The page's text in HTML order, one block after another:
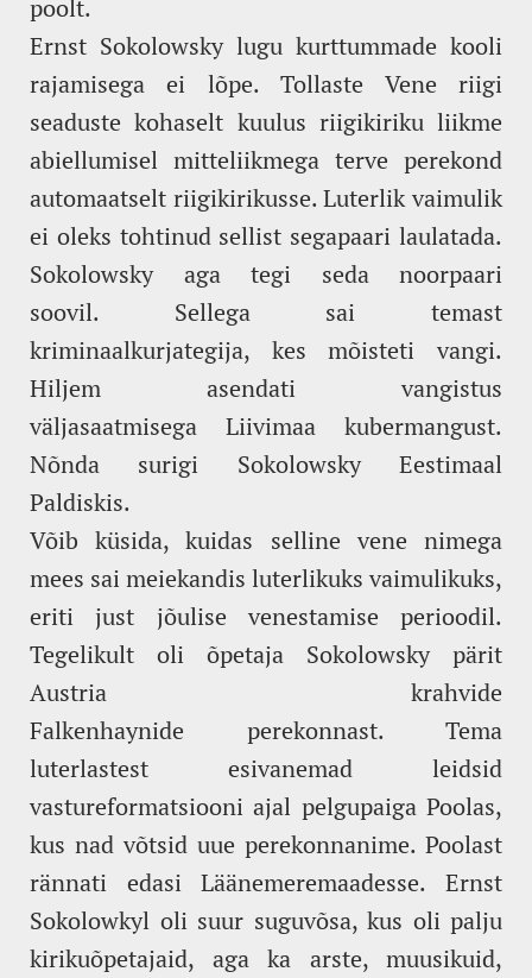
poolt.
Ernst Sokolowsky lugu kurttummade kooli
rajamisega ei lõpe. Tollaste Vene riigi
seaduste kohaselt kuulus riigikiriku liikme
abiellumisel mitteliikmega terve perekond
automaatselt riigikirikusse. Luterlik vaimulik
ei oleks tohtinud sellist segapaari laulatada.
Sokolowsky aga tegi seda noorpaari
soovil. Sellega sai temast
kriminaalkurjategija, kes mõisteti vangi.
Hiljem asendati vangistus
väljasaatmisega Liivimaa kubermangust.
Nõnda surigi Sokolowsky Eestimaal
Paldiskis.
Võib küsida, kuidas selline vene nimega
mees sai meiekandis luterlikuks vaimulikuks,
eriti just jõulise venestamise perioodil.
Tegelikult oli õpetaja Sokolowsky pärit
Austria krahvide
Falkenhaynide perekonnast. Tema
luterlastest esivanemad leidsid
vastureformatsiooni ajal pelgupaiga Poolas,
kus nad võtsid uue perekonnanime. Poolast
rännati edasi Läänemeremaadesse. Ernst
Sokolowkyl oli suur suguvõsa, kus oli palju
kirikuõpetajaid, aga ka arste, muusikuid,